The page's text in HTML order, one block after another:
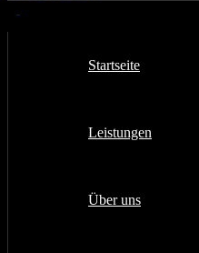
Startseite
Leistungen
Über uns